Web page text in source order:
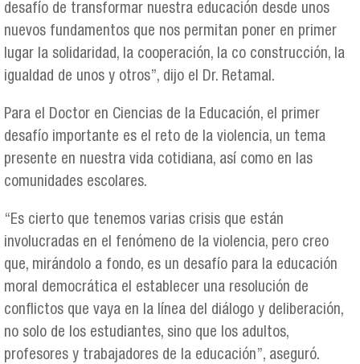
desafío de transformar nuestra educación desde unos
nuevos fundamentos que nos permitan poner en primer
lugar la solidaridad, la cooperación, la co construcción, la
igualdad de unos y otros”, dijo el Dr. Retamal.
Para el Doctor en Ciencias de la Educación, el primer
desafío importante es el reto de la violencia, un tema
presente en nuestra vida cotidiana, así como en las
comunidades escolares.
“Es cierto que tenemos varias crisis que están
involucradas en el fenómeno de la violencia, pero creo
que, mirándolo a fondo, es un desafío para la educación
moral democrática el establecer una resolución de
conflictos que vaya en la línea del diálogo y deliberación,
no solo de los estudiantes, sino que los adultos,
profesores y trabajadores de la educación”, aseguró.